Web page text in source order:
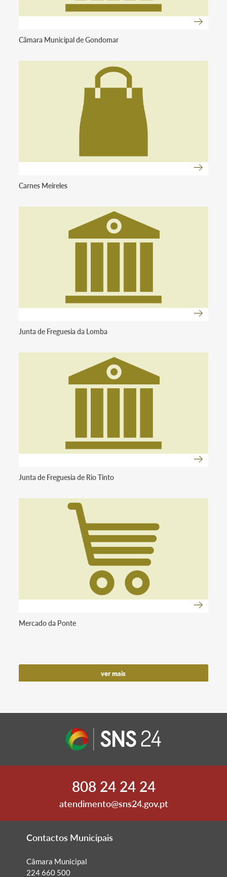
Câmara Municipal de Gondomar
Carnes Meireles
Junta de Freguesia da Lomba
Junta de Freguesia de Rio Tinto
Mercado da Ponte
ver mais
808 24 24 24
atendimento@sns24.gov.pt
Contactos Municipais
Câmara Municipal
224 660 500